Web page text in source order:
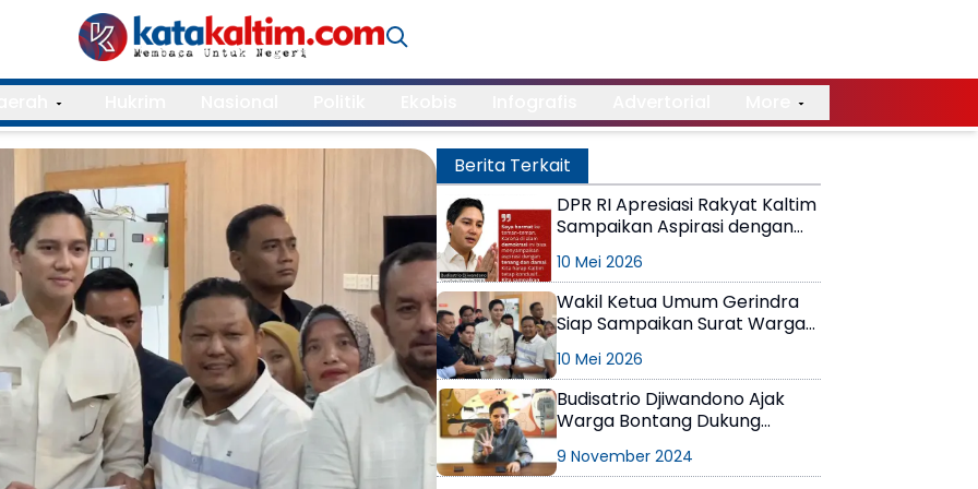
Berita Terkait
DPR RI Apresiasi Rakyat Kaltim
Sampaikan Aspirasi dengan
10 Mei 2026
Wakil Ketua Umum Gerindra
Siap Sampaikan Surat Warga
10 Mei 2026
Budisatrio Djiwandono Ajak
Warga Bontang Dukung
9 November 2024